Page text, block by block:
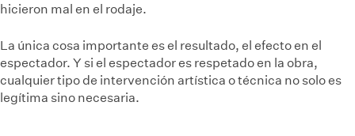
hicieron mal en el rodaje.
La única cosa importante es el resultado, el efecto en el
espectador. Y si el espectador es respetado en la obra,
cualquier tipo de intervención artística o técnica no solo es
legítima sino necesaria.